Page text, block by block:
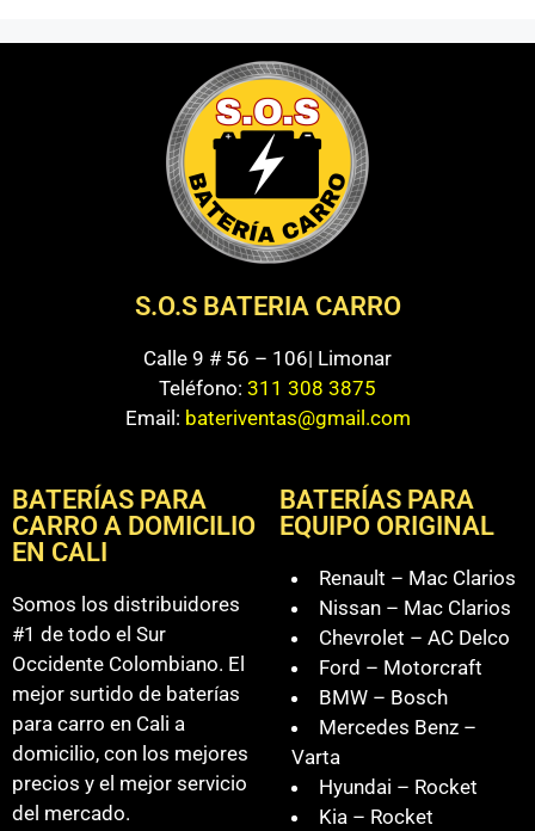
S.O.S BATERIA CARRO
Calle 9 # 56 – 106| Limonar
Teléfono: 311 308 3875
Email: bateriventas@gmail.com
BATERÍAS PARA
CARRO A DOMICILIO
EN CALI
Somos los distribuidores
#1 de todo el Sur
Occidente Colombiano. El
mejor surtido de baterías
para carro en Cali a
domicilio, con los mejores
precios y el mejor servicio
del mercado.
BATERÍAS PARA
EQUIPO ORIGINAL
Renault – Mac Clarios
Nissan – Mac Clarios
Chevrolet – AC Delco
Ford – Motorcraft
BMW – Bosch
Mercedes Benz –
Varta
Hyundai – Rocket
Kia – Rocket